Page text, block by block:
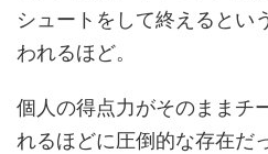
シュートをして終えるとい
われるほど。
個人の得点力がそのままチ
れるほどに圧倒的な存在だ